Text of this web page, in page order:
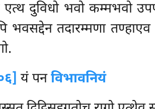
एत्थ दुविधो भवो कम्मभवो
भवसद्देन तदारम्मणा
यं पनविभावनियं